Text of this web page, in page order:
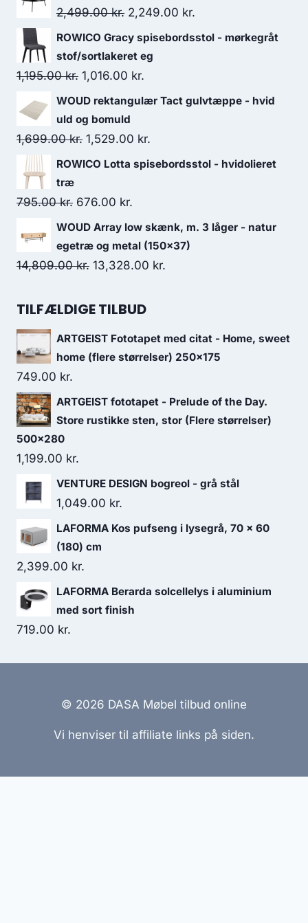
2,499.00kr. 2,249.00 kr.
ROWICO Gracy spisebordsstol - mørkegråt
stof/sortlakeret eg
1,195.00kr. 1,016.00 kr.
WOUD rektangulær Tact gulvtæppe - hvid
uld og bomuld
1,699.00kr. 1,529.00 kr.
ROWICO Lotta spisebordsstol - hvidolieret
træ
795.00kr. 676.00 kr.
WOUD Array low skænk, m. 3 låger - natur
egetræ og metal (150x37)
14,809.00kr. 13,328.00 kr.
TILFÆLDIGE TILBUD
ARTGEIST Fototapet med citat - Home, sweet
home (flere størrelser) 250x175
749.00 kr.
ARTGEIST fototapet - Prelude of the Day.
Store rustikke sten, stor (Flere størrelser)
500x280
1,199.00 kr.
VENTURE DESIGN bogreol - grå stål
1,049.00 kr.
LAFORMA Kos pufseng i lysegrå, 70 x 60
(180) cm
2,399.00 kr.
LAFORMA Berarda solcellelys i aluminium
med sort finish
719.00 kr.
© 2026 DASA Møbel tilbud online
Vi henviser til affiliate links på siden.